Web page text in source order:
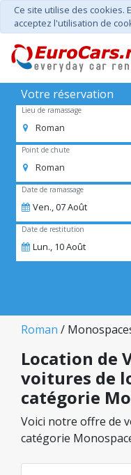
Ce site utilise des cookies.
acceptez l'utilisation de
Votre réservation
Lieu de ramassage
Roman
Point de chute
Roman
Date de ramassage
Ven.,07Août
Date de restitution
Lun., 10Août
Roman /
Location de
voitures de
catégorie
Voici notre offre de
catégorie